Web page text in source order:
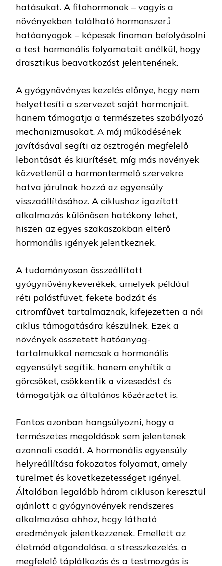
hatásukat. A fitohormonok – vagyis a
növényekben található hormonszerű
hatóanyagok – képesek finoman befolyásolni
a test hormonális folyamatait anélkül, hogy
drasztikus beavatkozást jelentenének.
A gyógynövényes kezelés előnye, hogy nem
helyettesíti a szervezet saját hormonjait,
hanem támogatja a természetes szabályozó
mechanizmusokat. A máj működésének
javításával segíti az ösztrogén megfelelő
lebontását és kiürítését, míg más növények
közvetlenül a hormontermelő szervekre
hatva járulnak hozzá az egyensúly
visszaállításához. A ciklushoz igazított
alkalmazás különösen hatékony lehet,
hiszen az egyes szakaszokban eltérő
hormonális igények jelentkeznek.
A tudományosan összeállított
gyógynövénykeverékek, amelyek például
réti palástfüvet, fekete bodzát és
citromfűvet tartalmaznak, kifejezetten a női
ciklus támogatására készülnek. Ezek a
növények összetett hatóanyag-
tartalmukkal nemcsak a hormonális
egyensúlyt segítik, hanem enyhítik a
görcsöket, csökkentik a vizesedést és
támogatják az általános közérzetet is.
Fontos azonban hangsúlyozni, hogy a
természetes megoldások sem jelentenek
azonnali csodát. A hormonális egyensúly
helyreállítása fokozatos folyamat, amely
türelmet és következetességet igényel.
Általában legalább három cikluson keresztül
ajánlott a gyógynövények rendszeres
alkalmazása ahhoz, hogy látható
eredmények jelentkezzenek. Emellett az
életmód átgondolása, a stresszkezelés, a
megfelelő táplálkozás és a testmozgás is